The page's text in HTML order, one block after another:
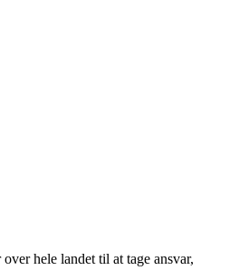
hele landet til at tage ansvar,